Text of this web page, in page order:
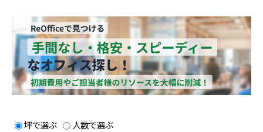
坪で選ぶ 人数で選ぶ